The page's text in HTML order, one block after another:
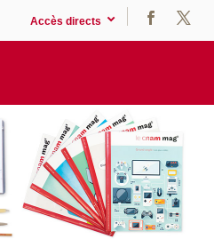
Accès directs